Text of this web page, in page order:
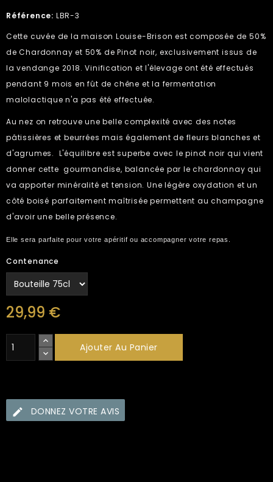
Référence: LBR-3
Cette cuvée de la maison Louise-Brison est composée de 50%
de Chardonnay et 50% de Pinot noir, exclusivement issus de
la vendange 2018. Vinification et l'élevage ont été effectués
pendant 9 mois en fût de chêne et la fermentation
malolactique n'a pas été effectuée.
Au nez on retrouve une belle complexité avec des notes
pâtissières et beurrées mais également de fleurs blanches et
d'agrumes. L'équilibre est superbe avec le pinot noir qui vient
donner cette gourmandise, balancée par le chardonnay qui
va apporter minéralité et tension. Une légère oxydation et un
côté boisé parfaitement maîtrisée permettent au champagne
d'avoir une belle présence.
Elle sera parfaite pour votre apéritif ou accompagner votre repas.
Contenance
29,99 €
Ajouter Au Panier
DONNEZ VOTRE AVIS